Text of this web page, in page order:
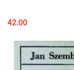
42.00